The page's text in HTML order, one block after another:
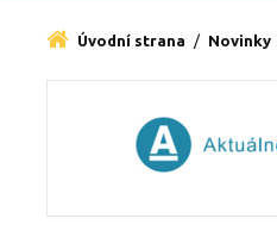
Úvodní strana / Novinky